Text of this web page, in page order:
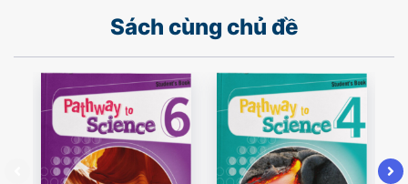
Sách cùng chủ đề